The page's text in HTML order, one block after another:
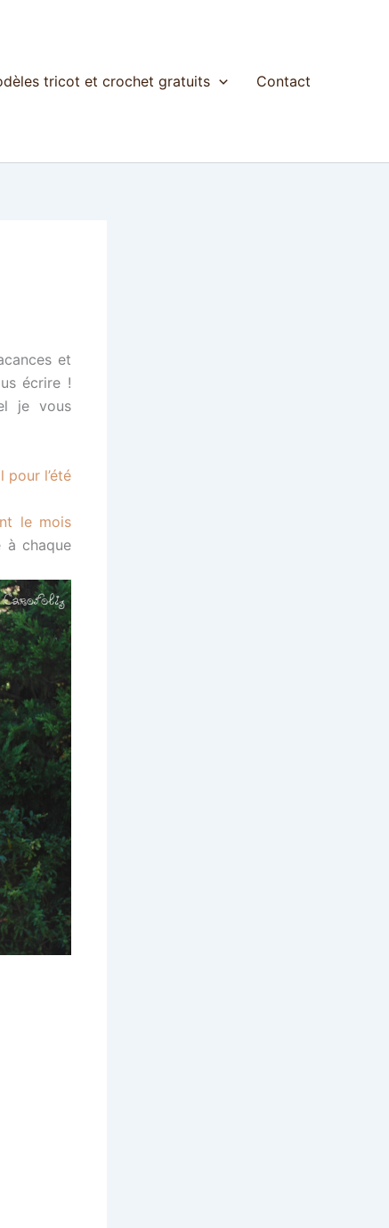
tricot et crochet gratuits Contact
et
écrire !
je vous
pour l’été
le mois
à chaque